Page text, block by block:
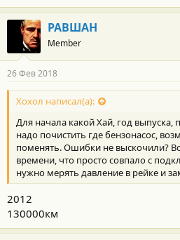
РАВШАН
Member
26 Фев 2018
Хохол написал(а):
Для начала какой Хай, год выпуска,
надо почистить где бензонасос,
поменять. Ошибки не выскочили?
времени, что просто совпало с
нужно мерять давление в рейке и
2012
130000км